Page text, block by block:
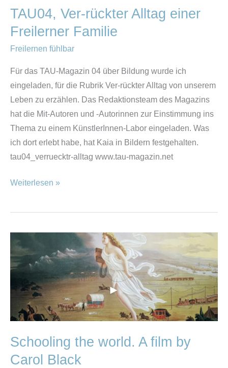
TAU04, Ver-rückter Alltag einer
Freilerner Familie
Freilernen fühlbar
Für das TAU-Magazin 04 über Bildung wurde ich
eingeladen, für die Rubrik Ver-rückter Alltag von unserem
Leben zu erzählen. Das Redaktionsteam des Magazins
hat die Mit-Autoren und -Autorinnen zur Einstimmung ins
Thema zu einem KünstlerInnen-Labor eingeladen. Was
ich dort erlebt habe, hat Kaia in Bildern festgehalten.
tau04_verruecktr-alltag www.tau-magazin.net
Weiterlesen »
Schooling the world. A film by
Carol Black
Schooling
the
world.
Black